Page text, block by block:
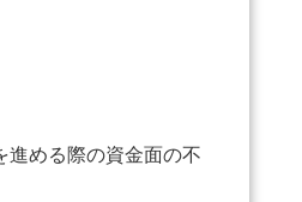
める際の資金面の不